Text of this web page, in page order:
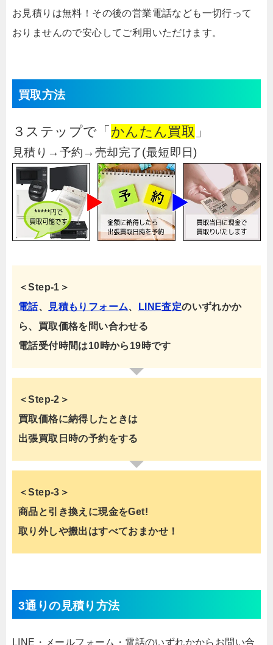
お見積りは無料！その後の営業電話なども一切行って
おりませんので安心してご利用いただけます。
買取方法
３ステップで「 かんたん買取 」
見積り→予約→売却完了(最短即日)
＜Step-1＞
電話、 見積もりフォーム、 LINE査定のいずれかか
ら、買取価格を問い合わせる
電話受付時間は10時から19時です
＜Step-2＞
買取価格に納得したときは
出張買取日時の予約をする
＜Step-3＞
商品と引き換えに現金をGet!
取り外しや搬出はすべておまかせ！
3通りの見積り方法
LINE・メールフォーム・電話のいずれかからお問い合